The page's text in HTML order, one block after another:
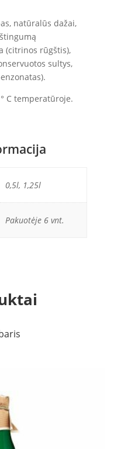
natūralūs dažai,
(citrinos rūgštis),
sultys,
C temperatūroje.
0,5l, 1,25l
Pakuotėje 6 vnt.